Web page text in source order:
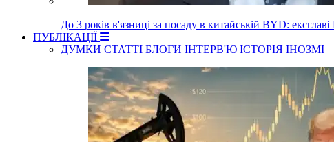
До 3 років в'язниці за посаду в китайській BYD:
ПУБЛІКАЦІЇ
ДУМКИ СТАТТІ БЛОГИ ІНТЕРВ'Ю ІСТОРІЯ ІНОЗМІ